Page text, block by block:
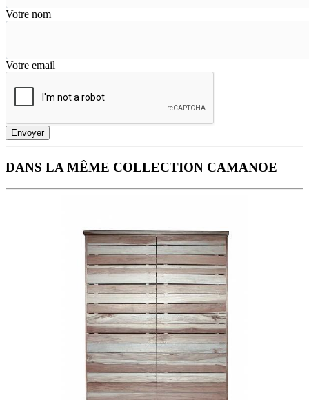
Votre nom
Votre email
Envoyer
DANS LA MÊME COLLECTION CAMANOE